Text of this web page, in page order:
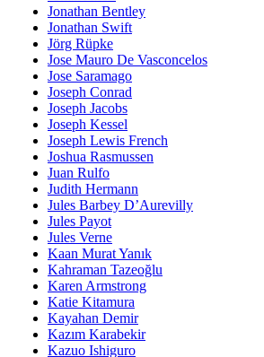
Jonathan Bentley
Jonathan Swift
Jörg Rüpke
Jose Mauro De Vasconcelos
Jose Saramago
Joseph Conrad
Joseph Jacobs
Joseph Kessel
Joseph Lewis French
Joshua Rasmussen
Juan Rulfo
Judith Hermann
Jules Barbey D’Aurevilly
Jules Payot
Jules Verne
Kaan Murat Yanık
Kahraman Tazeoğlu
Karen Armstrong
Katie Kitamura
Kayahan Demir
Kazım Karabekir
Kazuo Ishiguro